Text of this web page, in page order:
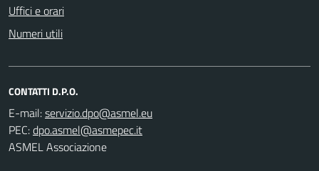
Uffici e orari
Numeri utili
CONTATTI D.P.O.
E-mail:
PEC:
ASMEL Associazione